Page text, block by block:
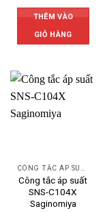
THÊM VÀO
GIỎ HÀNG
Công tắc áp suất
SNS-C104X
Saginomiya